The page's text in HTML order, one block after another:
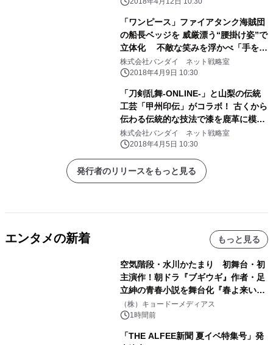
「ワンピース」ファイアタンク海賊団
の船長ベッジを 威厳漂う“腰掛け姿”で
立体化 不敵な笑みを浮かべ「手を組
む・銃を構える」2ポーズを再現
株式会社バンダイ ネット戦略室
2018年4月9日 10:30
「刀剣乱舞-ONLINE-」と山梨の伝統
工芸「甲州印伝」がコラボ！ 古くから
伝わる伝統的な技法で漆を鹿革に模様
付けした商品！
株式会社バンダイ ネット戦略室
2018年4月5日 10:30
発行者のリリースをもっと見る
エンタメの新着 もっと見る
空気階段・水川かたまり 初舞台・初
主演作！朝ドラ『ブギウギ』作者・足
立紳の青春小説を舞台化『春よ来い、
マジで来い』キービジュアル解禁！
（株）キョードーメディアス
1時間前
「THE ALFEE新聞 夏イベ特集号」発